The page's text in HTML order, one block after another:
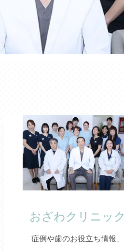
おざわクリニック
症例や歯のお役立ち情報、